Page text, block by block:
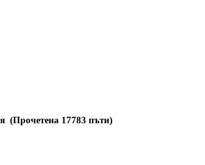
(Прочетена 17783 пъти)